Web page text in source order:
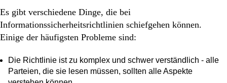
Es gibt verschiedene Dinge, die bei
Informationssicherheitsrichtlinien schiefgehen können.
Einige der häufigsten Probleme sind:
Die Richtlinie ist zu komplex und schwer verständlich - alle
Parteien, die sie lesen müssen, sollten alle Aspekte